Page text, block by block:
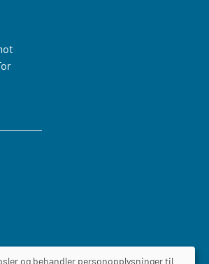
og behandler personopplysninger til